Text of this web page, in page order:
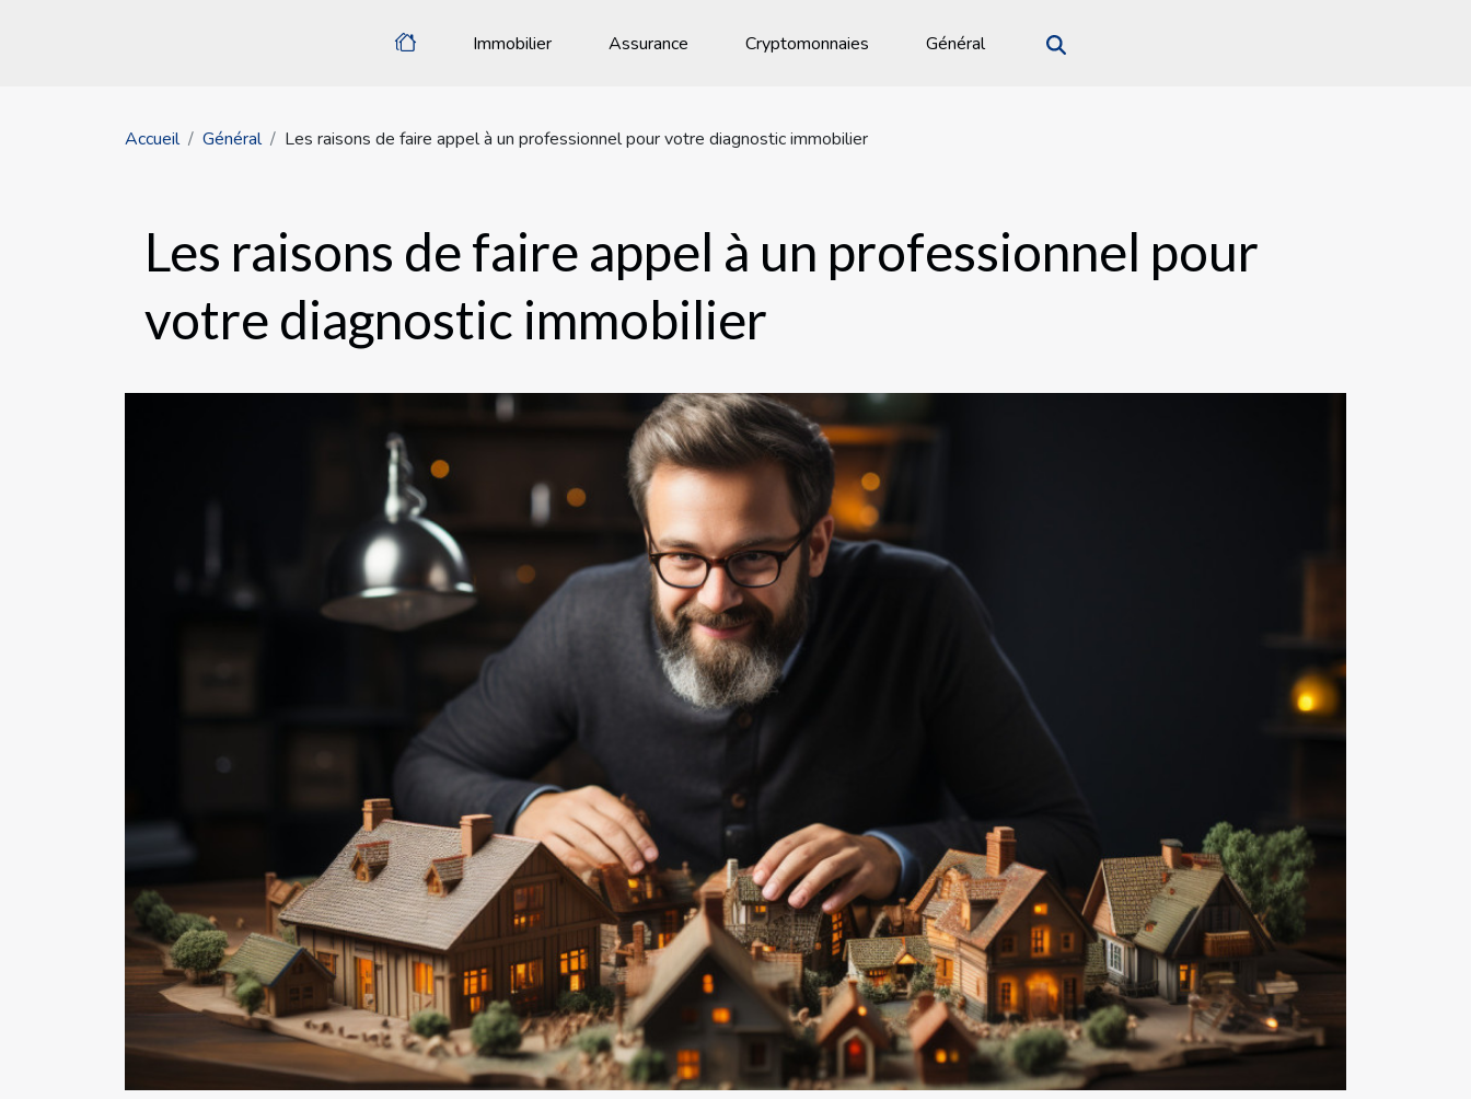
Immobilier Assurance Cryptomonnaies Général
Accueil Général Les raisons de faire appel à un professionnel pour votre diagnostic immobilier
Les raisons de faire appel à un professionnel pour
votre diagnostic immobilier